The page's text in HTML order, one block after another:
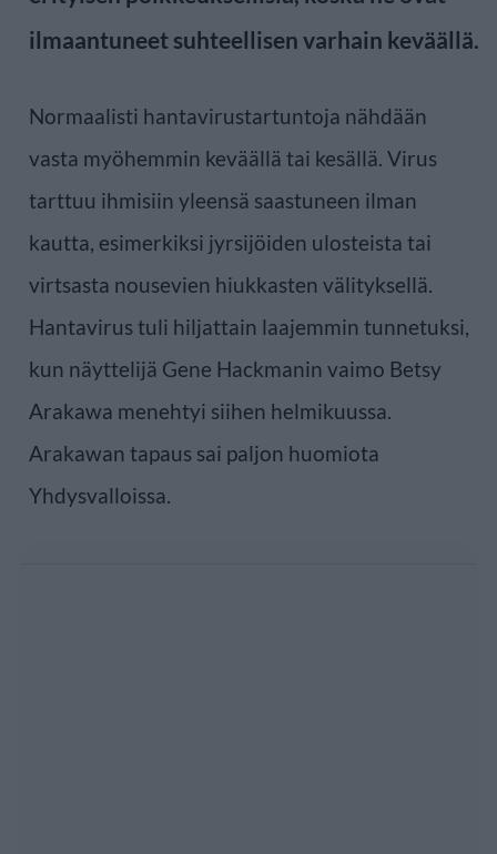
ilmaantuneet suhteellisen varhain keväällä.
Normaalisti hantavirustartuntoja nähdään
vasta myöhemmin keväällä tai kesällä. Virus
tarttuu ihmisiin yleensä saastuneen ilman
kautta, esimerkiksi jyrsijöiden ulosteista tai
virtsasta nousevien hiukkasten välityksellä.
Hantavirus tuli hiljattain laajemmin tunnetuksi,
kun näyttelijä Gene Hackmanin vaimo Betsy
Arakawa menehtyi siihen helmikuussa.
Arakawan tapaus sai paljon huomiota
Yhdysvalloissa.